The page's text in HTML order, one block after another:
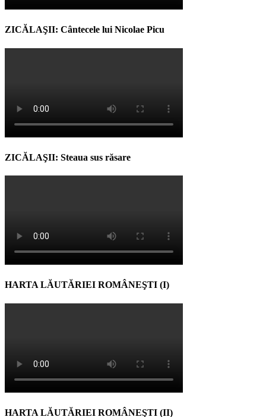
ZICĂLAŞII: Cântecele lui Nicolae Picu
ZICĂLAŞII: Steaua sus răsare
HARTA LĂUTĂRIEI ROMÂNEŞTI (I)
HARTA LĂUTĂRIEI ROMÂNEŞTI (II)